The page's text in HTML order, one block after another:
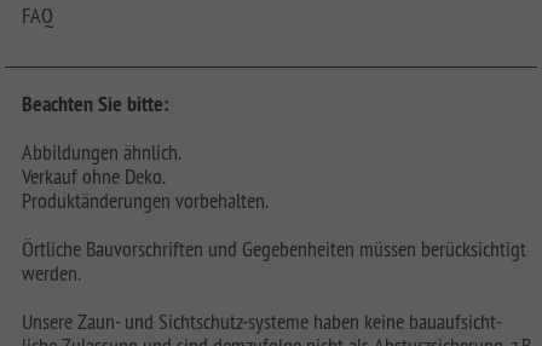
FAQ
Beachten Sie bitte:
Abbildungen ähnlich.
Verkauf ohne Deko.
Produktänderungen vorbehalten.
Örtliche Bauvorschriften und Gegebenheiten müssen berücksichtigt
werden.
Unsere Zaun- und Sichtschutz-systeme haben keine bauaufsicht-